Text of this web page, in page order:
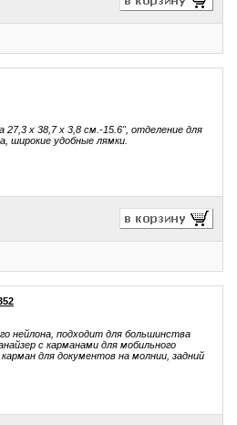
х 38,7 х 3,8 см.-15.6", отделение для
широкие удобные лямки.
нейлона, подходит для большинства
с карманами для мобильного
для документов на молнии, задний